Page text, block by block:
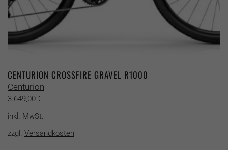
CENTURION CROSSFIRE GRAVEL R1000
Centurion
3.649,00 €
inkl. MwSt.
zzgl. Versandkosten